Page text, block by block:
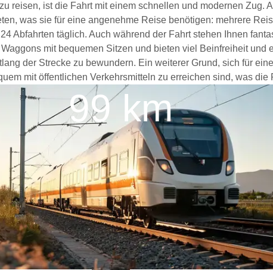
reisen, ist die Fahrt mit einem schnellen und modernen
was sie für eine angenehme Reise benötigen: mehrere
Abfahrten täglich. Auch während der Fahrt stehen Ihnen
mit bequemen Sitzen und bieten viel Beinfreiheit
der Strecke zu bewundern. Ein weiterer Grund, sich für
mit öffentlichen Verkehrsmitteln zu erreichen sind, was die
99 km